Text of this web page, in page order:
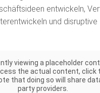
entwickeln,
und
viewing a placeholder
the actual content, click
that doing so will share
party providers.